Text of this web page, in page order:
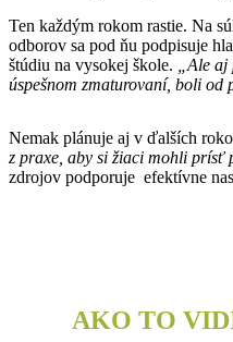
Ten každým rokom rastie. Na
odborov sa pod ňu podpisuje
štúdiu na vysokej škole.
„Ale
úspešnom zmaturovaní, boli
Nemak plánuje aj v ďalších
z praxe, aby si žiaci mohli prísť
zdrojov podporuje efektívne
AKO TO